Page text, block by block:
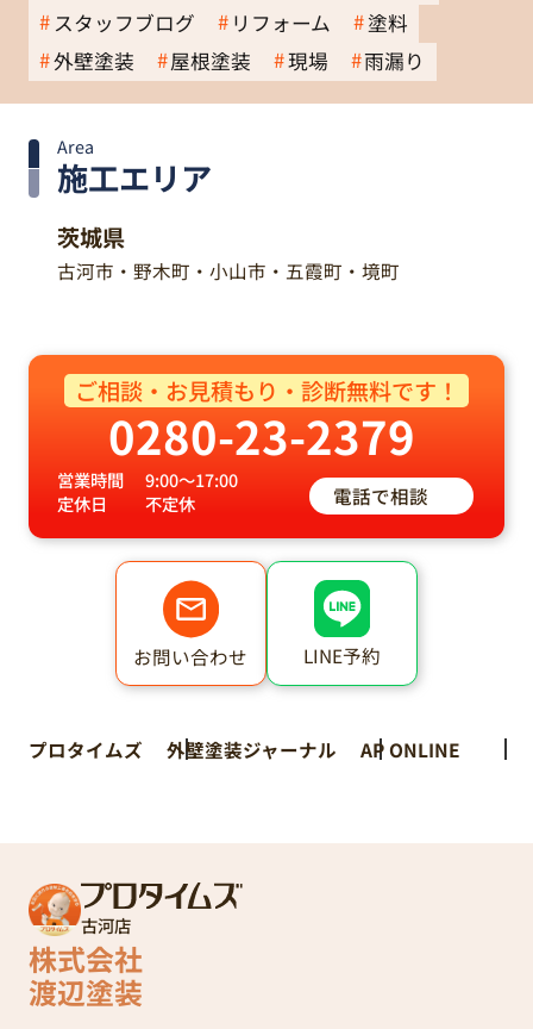
スタッフブログ リフォーム
塗料
外壁塗装
屋根塗装 現場 雨漏り
施工エリア
Area
茨城県
古河市・野木町・小山市・五霞町・境町
ご相談・お見積もり・診断無料です！
0280-23-2379
営業時間
9:00～17:00
定休日
不定休 電話で相談
お問い合わせ LINE予約
プロタイムズ 外壁塗装ジャーナル AP ONLINE
古河店
株式会社
渡辺塗装